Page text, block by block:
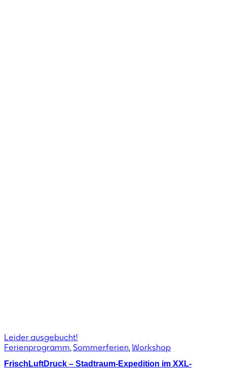
Leider ausgebucht!
Ferienprogramm, Sommerferien, Workshop
FrischLuftDruck – Stadtraum-Expedition im XXL-